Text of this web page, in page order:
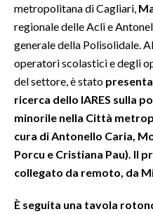
metropolitana di Cagliari,
regionale delle Acli e
generale della Polisolidale.
operatori scolastici e degli
del settore, è stato
ricerca dello IARES sulla
minorile nella Città
cura di Antonello Caria,
Porcu e Cristiana Pau). Il
collegato da remoto, da
È seguita una tavola